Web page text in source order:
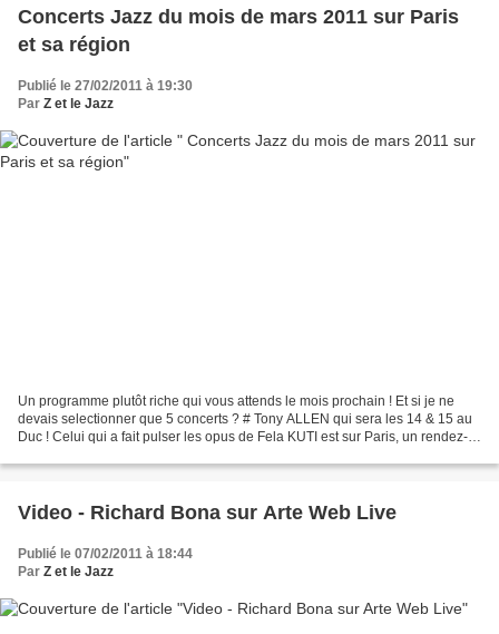
Concerts Jazz du mois de mars 2011 sur Paris
et sa région
Publié le 27/02/2011 à 19:30
Par Z et le Jazz
Un programme plutôt riche qui vous attends le mois prochain ! Et si je ne
devais selectionner que 5 concerts ? # Tony ALLEN qui sera les 14 & 15 au
Duc ! Celui qui a fait pulser les opus de Fela KUTI est sur Paris, un rendez-
Video - Richard Bona sur Arte Web Live
Publié le 07/02/2011 à 18:44
Par Z et le Jazz